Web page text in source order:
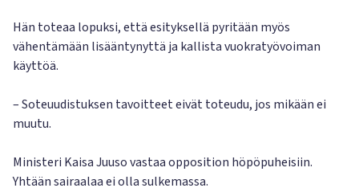
Hän toteaa lopuksi, että esityksellä pyritään myös
vähentämään lisääntynyttä ja kallista vuokratyövoiman
käyttöä.
– Soteuudistuksen tavoitteet eivät toteudu, jos mikään ei
muutu.
Ministeri Kaisa Juuso vastaa opposition höpöpuheisiin.
Yhtään sairaalaa ei olla sulkemassa.